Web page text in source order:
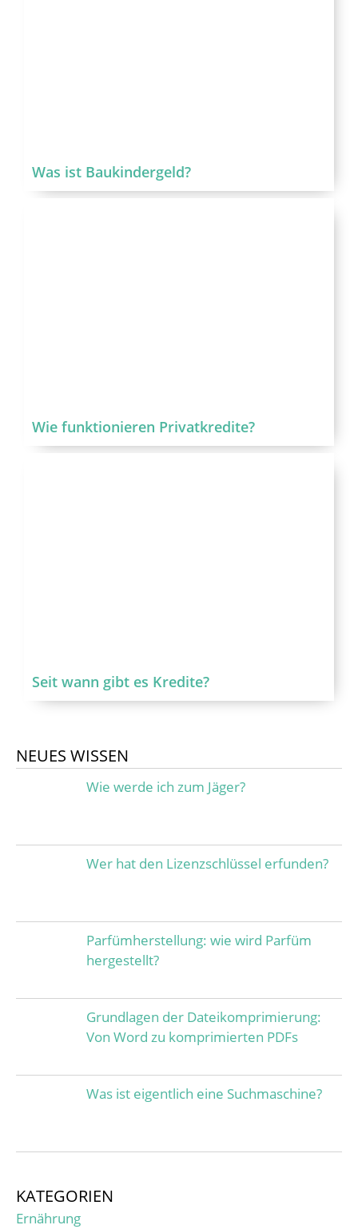
Was ist Baukindergeld?
Wie funktionieren Privatkredite?
Seit wann gibt es Kredite?
NEUES WISSEN
Wie werde ich zum Jäger?
Wer hat den Lizenzschlüssel erfunden?
Parfümherstellung: wie wird Parfüm
hergestellt?
Grundlagen der Dateikomprimierung:
Von Word zu komprimierten PDFs
Was ist eigentlich eine Suchmaschine?
KATEGORIEN
Ernährung